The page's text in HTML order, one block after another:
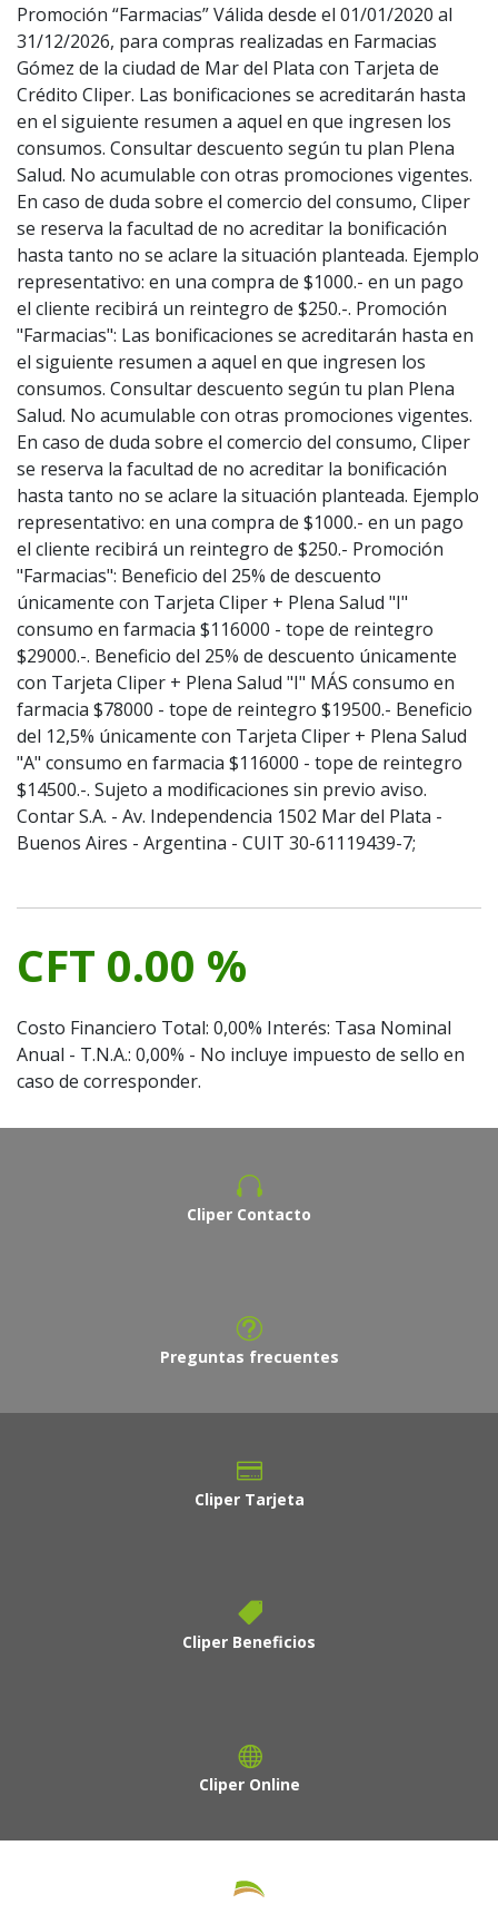
Promoción “Farmacias” Válida desde el 01/01/2020 al
31/12/2026, para compras realizadas en Farmacias
Gómez de la ciudad de Mar del Plata con Tarjeta de
Crédito Cliper. Las bonificaciones se acreditarán hasta
en el siguiente resumen a aquel en que ingresen los
consumos. Consultar descuento según tu plan Plena
Salud. No acumulable con otras promociones vigentes.
En caso de duda sobre el comercio del consumo, Cliper
se reserva la facultad de no acreditar la bonificación
hasta tanto no se aclare la situación planteada. Ejemplo
representativo: en una compra de $1000.- en un pago
el cliente recibirá un reintegro de $250.-. Promoción
"Farmacias": Las bonificaciones se acreditarán hasta en
el siguiente resumen a aquel en que ingresen los
consumos. Consultar descuento según tu plan Plena
Salud. No acumulable con otras promociones vigentes.
En caso de duda sobre el comercio del consumo, Cliper
se reserva la facultad de no acreditar la bonificación
hasta tanto no se aclare la situación planteada. Ejemplo
representativo: en una compra de $1000.- en un pago
el cliente recibirá un reintegro de $250.- Promoción
"Farmacias": Beneficio del 25% de descuento
únicamente con Tarjeta Cliper + Plena Salud "I"
consumo en farmacia $116000 - tope de reintegro
$29000.-. Beneficio del 25% de descuento únicamente
con Tarjeta Cliper + Plena Salud "I" MÁS consumo en
farmacia $78000 - tope de reintegro $19500.- Beneficio
del 12,5% únicamente con Tarjeta Cliper + Plena Salud
"A" consumo en farmacia $116000 - tope de reintegro
$14500.-. Sujeto a modificaciones sin previo aviso.
Contar S.A. - Av. Independencia 1502 Mar del Plata -
Buenos Aires - Argentina - CUIT 30-61119439-7;
CFT 0.00 %
Costo Financiero Total: 0,00% Interés: Tasa Nominal
Anual - T.N.A.: 0,00% - No incluye impuesto de sello en
caso de corresponder.
Cliper Contacto
Preguntas frecuentes
Cliper Tarjeta
Cliper Beneficios
Cliper Online